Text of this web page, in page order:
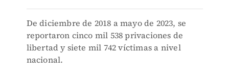
De diciembre de 2018 a mayo de 2023, se
reportaron cinco mil 538 privaciones de
libertad y siete mil 742 víctimas a nivel
nacional.